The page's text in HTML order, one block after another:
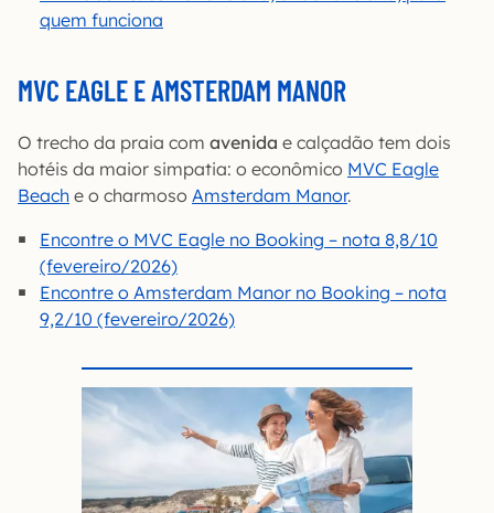
quem funciona
MVC EAGLE E AMSTERDAM MANOR
O trecho da praia com avenida e calçadão tem dois
hotéis da maior simpatia: o econômico MVC Eagle
Beach e o charmoso Amsterdam Manor.
Encontre o MVC Eagle no Booking – nota 8,8/10
(fevereiro/2026)
Encontre o Amsterdam Manor no Booking – nota
9,2/10 (fevereiro/2026)